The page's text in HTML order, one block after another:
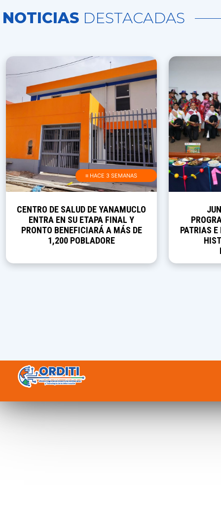
NOTICIAS DESTACADAS
≡ HACE 3 SEMANAS
CENTRO DE SALUD DE YANAMUCLO
ENTRA EN SU ETAPA FINAL Y
PRONTO BENEFICIARÁ A MÁS DE
1,200 POBLADORE
PATRIAS